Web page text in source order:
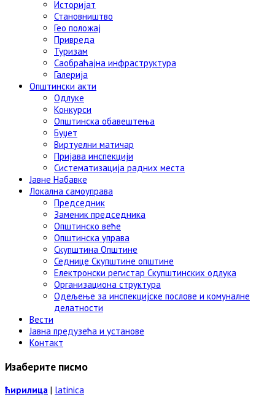
Историјат
Становништво
Гео положај
Привреда
Туризам
Саобраћајна инфраструктура
Галерија
Општински акти
Одлуке
Конкурси
Општинска обавештења
Буџет
Виртуелни матичар
Пријава инспекцији
Систематизација радних места
Јавне Набавке
Локална самоуправа
Председник
Заменик председника
Општинско веће
Општинска управа
Скупштина Општине
Седнице Скупштине општине
Електронски регистар Скупштинских одлука
Организациона структура
Одељење за инспекцијске послове и комуналне
делатности
Вести
Јавна предузећа и установе
Контакт
Изаберите писмо
ћирилица | latinica